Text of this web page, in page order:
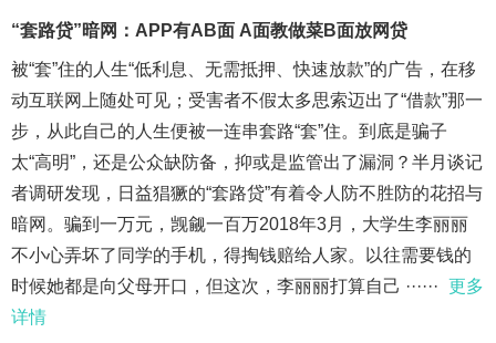
“套路贷”暗网：APP有AB面 A面教做菜B面放网贷
被“套”住的人生“低利息、无需抵押、快速放款”的广告，在移
动互联网上随处可见；受害者不假太多思索迈出了“借款”那一
步，从此自己的人生便被一连串套路“套”住。到底是骗子
太“高明”，还是公众缺防备，抑或是监管出了漏洞？半月谈记
者调研发现，日益猖獗的“套路贷”有着令人防不胜防的花招与
暗网。骗到一万元，觊觎一百万2018年3月，大学生李丽丽
不小心弄坏了同学的手机，得掏钱赔给人家。以往需要钱的
时候她都是向父母开口，但这次，李丽丽打算自己 ······ 更多
详情